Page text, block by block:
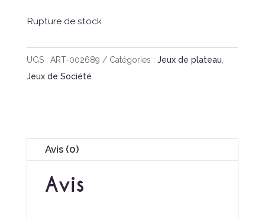
Rupture de stock
UGS : ART-002689 Catégories : Jeux de plateau,
Jeux de Société
Avis (0)
Avis